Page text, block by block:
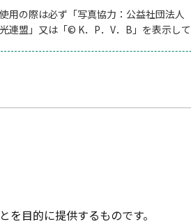
使用の際は必ず「写真協力：公益社団法
光連盟」又は「© K．P．V．B」を表示して
目的に提供するものです。